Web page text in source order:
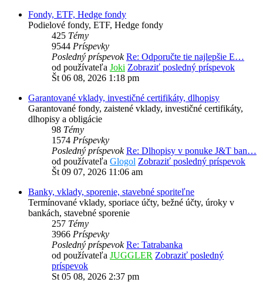
Fondy, ETF, Hedge fondy
Podielové fondy, ETF, Hedge fondy
425 Témy
9544 Príspevky
Posledný príspevok Re: Odporučte tie najlepšie E…
od používateľa Joki Zobraziť posledný príspevok
Št 06 08, 2026 1:18 pm
Garantované vklady, investičné certifikáty, dlhopisy
Garantované fondy, zaistené vklady, investičné certifikáty,
dlhopisy a obligácie
98 Témy
1574 Príspevky
Posledný príspevok Re: Dlhopisy v ponuke J&T ban…
od používateľa Glogol Zobraziť posledný príspevok
Št 09 07, 2026 11:06 am
Banky, vklady, sporenie, stavebné sporiteľne
Termínované vklady, sporiace účty, bežné účty, úroky v
bankách, stavebné sporenie
257 Témy
3966 Príspevky
Posledný príspevok Re: Tatrabanka
od používateľa JUGGLER Zobraziť posledný
príspevok
St 05 08, 2026 2:37 pm